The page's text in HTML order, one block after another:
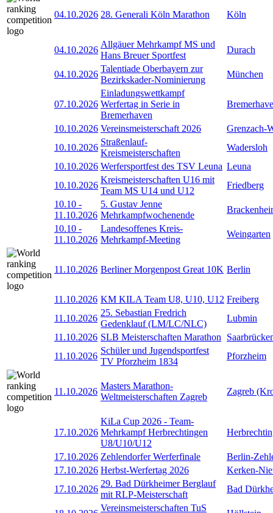
04.10.2026 28. Generali Köln Marathon Köln
04.10.2026
Allgäuer Mehrkampf MS und
Hans Breuer Sportfest
Durach
04.10.2026
Talentiade Oberbayern zur
Bezirkskader-Nominierung
München
07.10.2026
Einladungswettkampf
Werfertag in Serie in
Bremerhaven
10.10.2026 Vereinsmeisterschaft 2026
Grenzach-
10.10.2026
Straßenlauf-
Kreismeisterschaften
Wadersloh
10.10.2026 Werfersportfest des TSV Leuna Leuna
10.10.2026
Kreismeisterschaften U16 mit
Team MS U14 und U12
Friedberg
10.10 -
11.10.2026
5. Gustav Jenne
Mehrkampfwochenende
10.10 -
11.10.2026
Landesoffenes Kreis-
Mehrkampf-Meeting
Weingarten
11.10.2026 Berliner Morgenpost Great 10K Berlin
11.10.2026 KM KILA Team U8, U10, U12 Freiberg
11.10.2026
25. Sebastian Fredrich
Gedenklauf (LM/LC/NLC)
Lubmin
11.10.2026 SLB Meisterschaften Marathon
11.10.2026
Schüler und Jugendsportfest
TV Pforzheim 1834
Pforzheim
11.10.2026
Masters Marathon-
Weltmeisterschaften Zagreb
Zagreb
17.10.2026
KiLa Cup 2026 - Team-
Mehrkampf Herbrechtingen
U8/U10/U12
17.10.2026 Zehlendorfer Werferfinale
Berlin-
17.10.2026 Herbst-Werfertag 2026
Kerken-
17.10.2026
29. Bad Dürkheimer Berglauf
mit RLP-Meisterschaft
Bad
Vereinsmeisterschaften TuS